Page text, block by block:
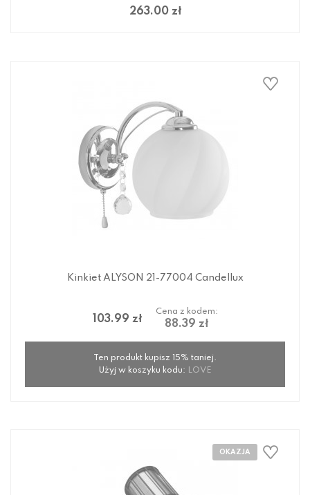
263.00 zł
Kinkiet ALYSON 21-77004 Candellux
103.99 zł
Cena z kodem:
88.39 zł
Ten produkt kupisz 15% taniej.
Użyj w koszyku kodu: LOVE